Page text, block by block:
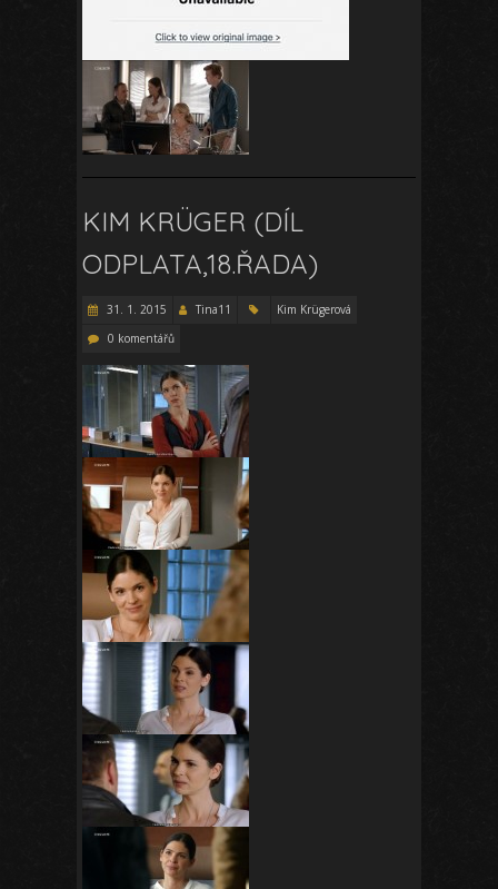
KIM KRÜGER (DÍL
ODPLATA,18.ŘADA)
31. 1. 2015 Tina11
Kim Krügerová
0 komentářů